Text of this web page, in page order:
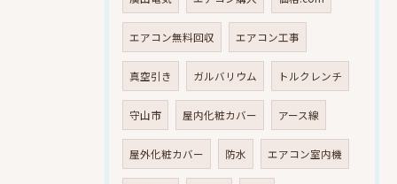
エアコン無料回収 エアコン工事
真空引き ガルバリウム トルクレンチ
守山市 屋内化粧カバー アース線
屋外化粧カバー 防水 エアコン室内機